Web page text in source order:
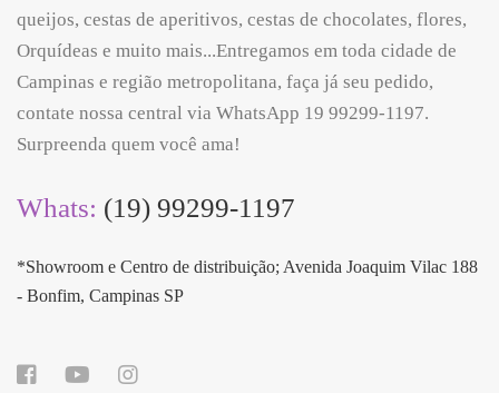
queijos, cestas de aperitivos, cestas de chocolates, flores,
Orquídeas e muito mais...Entregamos em toda cidade de
Campinas e região metropolitana, faça já seu pedido,
contate nossa central via WhatsApp 19 99299-1197.
Surpreenda quem você ama!
Whats: (19) 99299-1197
*Showroom e Centro de distribuição; Avenida Joaquim Vilac 188
- Bonfim, Campinas SP